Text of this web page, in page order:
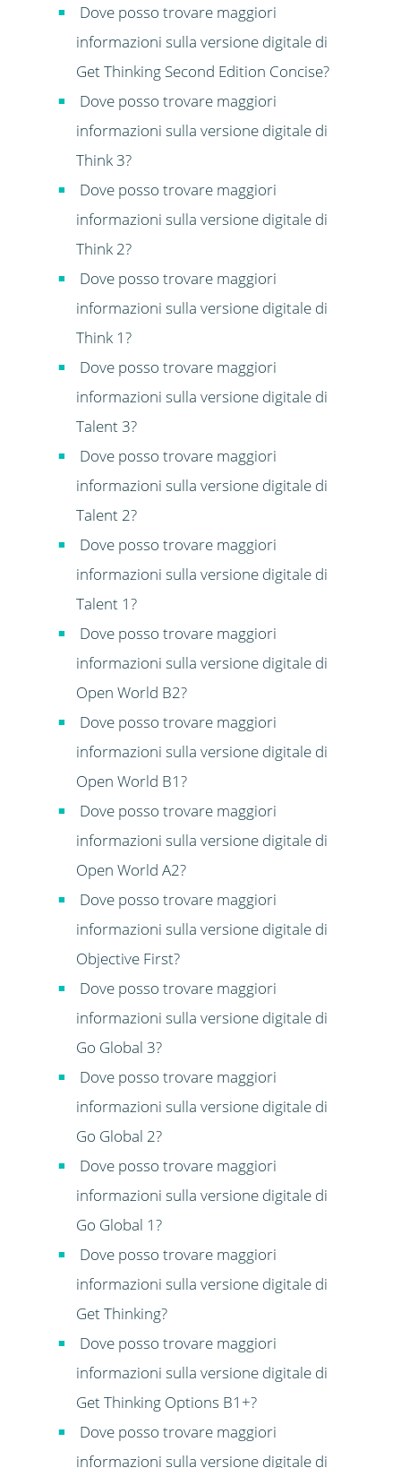
Dove posso trovare maggiori
informazioni sulla versione digitale di
Get Thinking Second Edition Concise?
Dove posso trovare maggiori
informazioni sulla versione digitale di
Think 3?
Dove posso trovare maggiori
informazioni sulla versione digitale di
Think 2?
Dove posso trovare maggiori
informazioni sulla versione digitale di
Think 1?
Dove posso trovare maggiori
informazioni sulla versione digitale di
Talent 3?
Dove posso trovare maggiori
informazioni sulla versione digitale di
Talent 2?
Dove posso trovare maggiori
informazioni sulla versione digitale di
Talent 1?
Dove posso trovare maggiori
informazioni sulla versione digitale di
Open World B2?
Dove posso trovare maggiori
informazioni sulla versione digitale di
Open World B1?
Dove posso trovare maggiori
informazioni sulla versione digitale di
Open World A2?
Dove posso trovare maggiori
informazioni sulla versione digitale di
Objective First?
Dove posso trovare maggiori
informazioni sulla versione digitale di
Go Global 3?
Dove posso trovare maggiori
informazioni sulla versione digitale di
Go Global 2?
Dove posso trovare maggiori
informazioni sulla versione digitale di
Go Global 1?
Dove posso trovare maggiori
informazioni sulla versione digitale di
Get Thinking?
Dove posso trovare maggiori
informazioni sulla versione digitale di
Get Thinking Options B1+?
Dove posso trovare maggiori
informazioni sulla versione digitale di